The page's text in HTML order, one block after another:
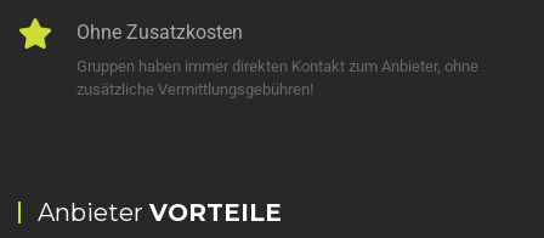
Ohne Zusatzkosten
Gruppen haben immer direkten Kontakt zum Anbieter, ohne
zusätzliche Vermittlungsgebühren!
Anbieter VORTEILE